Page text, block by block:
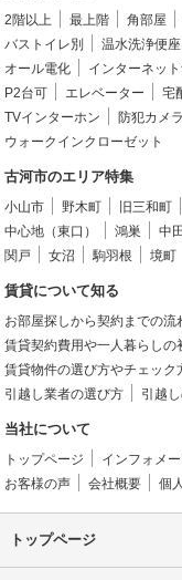
2階以上 最上階 角部屋
バストイレ別
温水洗浄便座
オール電化
インターネッ
P2台可
エレベーター 宅
TVインターホン
防犯カメラ
ウォークインクローゼット
古河市のエリア特集
小山市 野木町 旧三和町
中心地（東口）
鴻巣 中
関戸
女沼 駒羽根 境町
賃貸について知る
お部屋探しから契約までの流
賃貸契約費用や一人暮らしの
賃貸物件の選び方やチェック
引越し業者の選び方
引越
当社について
トップページ インフォメ
お客様の声
会社概要 個
トップページ